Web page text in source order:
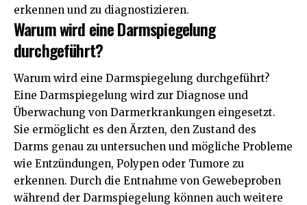
erkennen und zu diagnostizieren.
Warum wird eine Darmspiegelung
durchgeführt?
Warum wird eine Darmspiegelung durchgeführt?
Eine Darmspiegelung wird zur Diagnose und
Überwachung von Darmerkrankungen eingesetzt.
Sie ermöglicht es den Ärzten, den Zustand des
Darms genau zu untersuchen und mögliche Probleme
wie Entzündungen, Polypen oder Tumore zu
erkennen. Durch die Entnahme von Gewebeproben
während der Darmspiegelung können auch weitere